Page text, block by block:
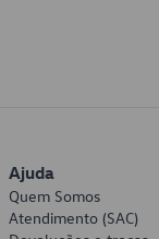
Ajuda
Quem Somos
Atendimento (SAC)